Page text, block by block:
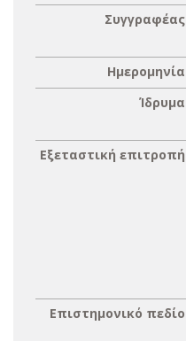
Συγγραφέας
Ημερομηνία
Ίδρυμα
Εξεταστική επιτροπή
Επιστημονικό πεδίο